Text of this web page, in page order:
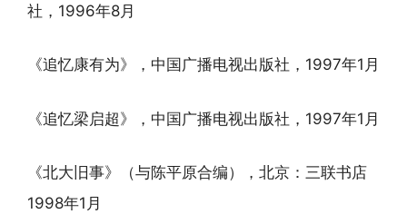
社，1996年8月
《追忆康有为》，中国广播电视出版社，1997年1月
《追忆梁启超》，中国广播电视出版社，1997年1月
《北大旧事》（与陈平原合编），北京：三联书店
1998年1月